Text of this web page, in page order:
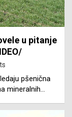
u pitanje
pšenična
mineralnih…